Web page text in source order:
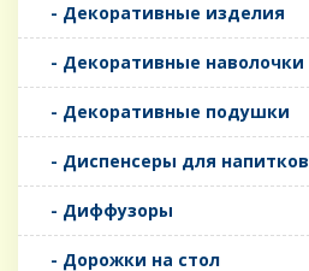
- Декоративные изделия
- Декоративные наволочки
- Декоративные подушки
- Диспенсеры для напитков
- Диффузоры
- Дорожки на стол